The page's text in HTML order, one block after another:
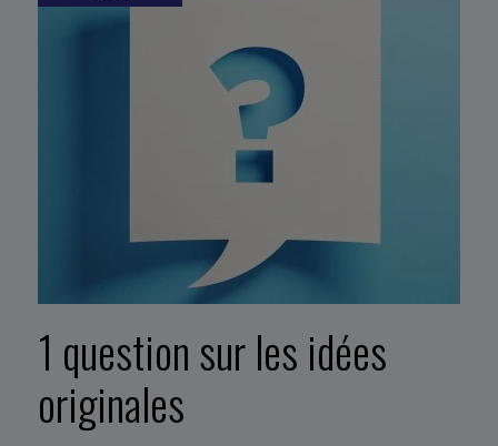
1 question sur les idées
originales